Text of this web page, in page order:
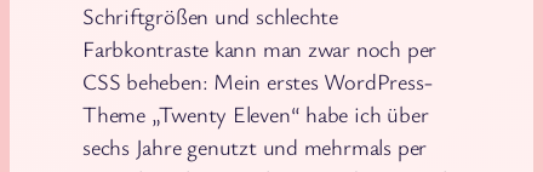
Schriftgrößen und schlechte
Farbkontraste kann man zwar noch per
CSS beheben: Mein erstes WordPress-
Theme „Twenty Eleven“ habe ich über
sechs Jahre genutzt und mehrmals per